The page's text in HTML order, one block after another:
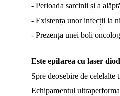
- Perioada sarcinii și a
- Existența unor infecții la
- Prezența unei boli
Este epilarea cu laser
Spre deosebire de
Echipamentul